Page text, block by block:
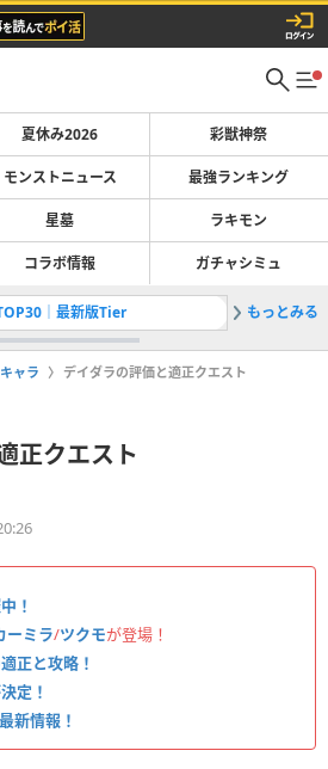
夏休み2026 彩獣神祭
モンストニュース 最強ランキング
星墓 ラキモン
コラボ情報 ガチャシミュ
｜最新版Tier 2アゲイ
もっとみる
キャラ デイダラの評価と適正クエスト
正クエスト
！
ーミラ/ツクモが登場！
正と攻略！
定！
新情報！